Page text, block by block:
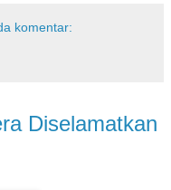
komentar:
Diselamatkan